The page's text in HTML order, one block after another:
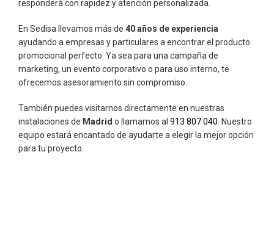
responderá con rapidez y atención personalizada.
En Sedisa llevamos más de 40 años de experiencia
ayudando a empresas y particulares a encontrar el producto
promocional perfecto. Ya sea para una campaña de
marketing, un evento corporativo o para uso interno, te
ofrecemos asesoramiento sin compromiso.
También puedes visitarnos directamente en nuestras
instalaciones de Madrid o llamarnos al 913 807 040 . Nuestro
equipo estará encantado de ayudarte a elegir la mejor opción
para tu proyecto.